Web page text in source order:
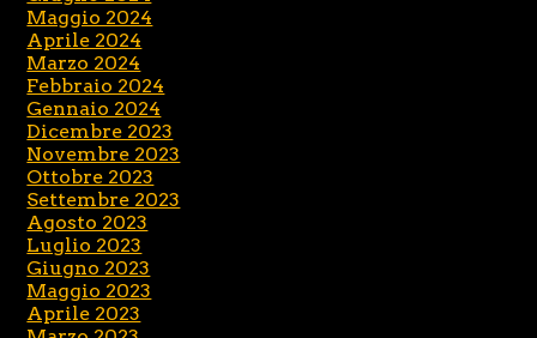
Maggio 2024
Aprile 2024
Marzo 2024
Febbraio 2024
Gennaio 2024
Dicembre 2023
Novembre 2023
Ottobre 2023
Settembre 2023
Agosto 2023
Luglio 2023
Giugno 2023
Maggio 2023
Aprile 2023